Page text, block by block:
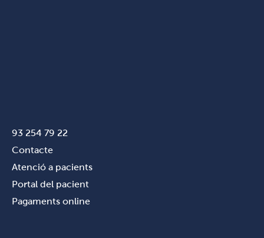
93 254 79 22
Contacte
Atenció a pacients
Portal del pacient
Pagaments online